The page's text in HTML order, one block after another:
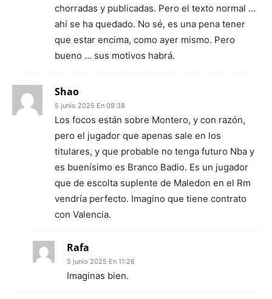
chorradas y publicadas. Pero el texto normal …
ahí se ha quedado. No sé, es una pena tener
que estar encima, como ayer mismo. Pero
bueno … sus motivos habrá.
Shao
5 junio 2025 En 09:38
Los focos están sobre Montero, y con razón,
pero el jugador que apenas sale en los
titulares, y que probable no tenga futuro Nba y
es buenísimo es Branco Badio. Es un jugador
que de escolta suplente de Maledon en el Rm
vendría perfecto. Imagino que tiene contrato
con Valencia.
Rafa
5 junio 2025 En 11:26
Imaginas bien.